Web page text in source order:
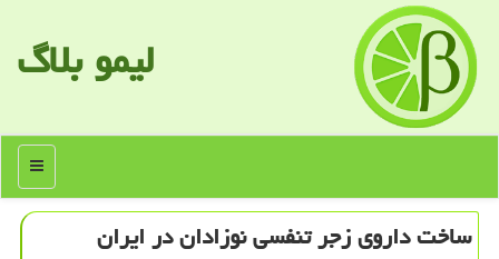
لیمو بلاگ
منو
ساخت داروی زجر تنفسی نوزادان در ایران